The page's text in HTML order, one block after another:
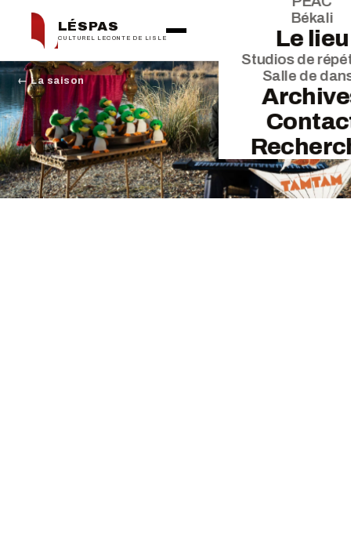
LÉSPAS
CULTUREL LECONTE DE LISLE
Békali
Le lieu
Studios de
Salle de
← La saison